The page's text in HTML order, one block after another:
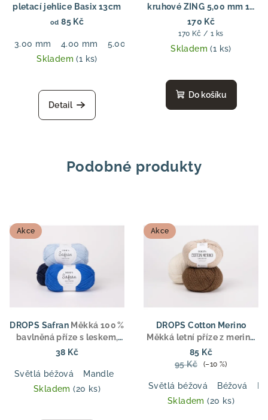
pletací jehlice Basix 13cm
od 85 Kč
3.00 mm 4.00 mm 5.00 mm 6.00 mm 7.00 mm
Skladem(1 ks)
Detail
kruhové ZING 5,00 mm 13
cm
170 Kč
Měrná
cena:
170 Kč / 1 ks
Skladem(1 ks)
Do košíku
Podobné produkty
Akce
DROPS Safran Měkká 100 %
bavlněná příze s leskem,
ideální pro letní oděvy,
38 Kč
Světlá béžová Mandle
Skladem(20 ks)
Akce
DROPS Cotton Merino
Měkká letní příze z merino
vlny a bavlny, DK tloušťka,
ideální pro svetry, topy a
85 Kč
95 Kč
(–10 %)
Světlá béžová Béžová
Skladem(20 ks)